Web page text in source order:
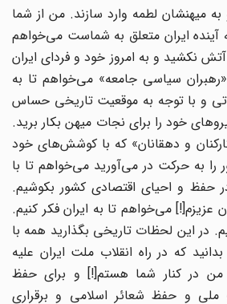
میهنشان لطمه وارد سازند. من از شما
آینده ایران متعلق به شماست می‌خواهم
نکشید و به امروز خود و فردای ایران
سیاسی جامعه» می‌خواهم تا به
و با توجه به موقعیت تاریخی حساس
خود را برای نجات میهن بکار برید.
و دهقانان» که با کوشش‌های خود
به حرکت در می‌آورید می‌خواهم تا با
حفظ و احیای اقتصادی کشور بکوشیم.
می‌خواهم تا به ایران فکر کنیم.
در این لحظات تاریخی بگذارید همه با
که در راه انقلاب ملت ایران علیه
در کنار شما هستم[!] و برای حفظ
و حفظ شعائر اسلامی و برقراری